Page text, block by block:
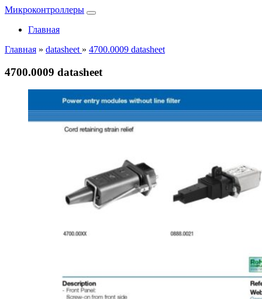
Микроконтроллеры
Главная
Главная » datasheet » 4700.0009 datasheet
4700.0009 datasheet